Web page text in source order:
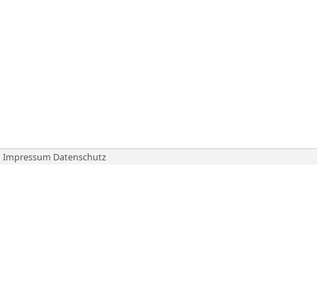
Impressum Datenschutz